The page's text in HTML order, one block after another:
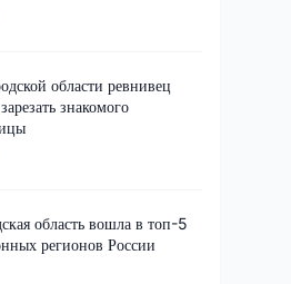
области ревнивец
знакомого
область вошла в топ-5
регионов России